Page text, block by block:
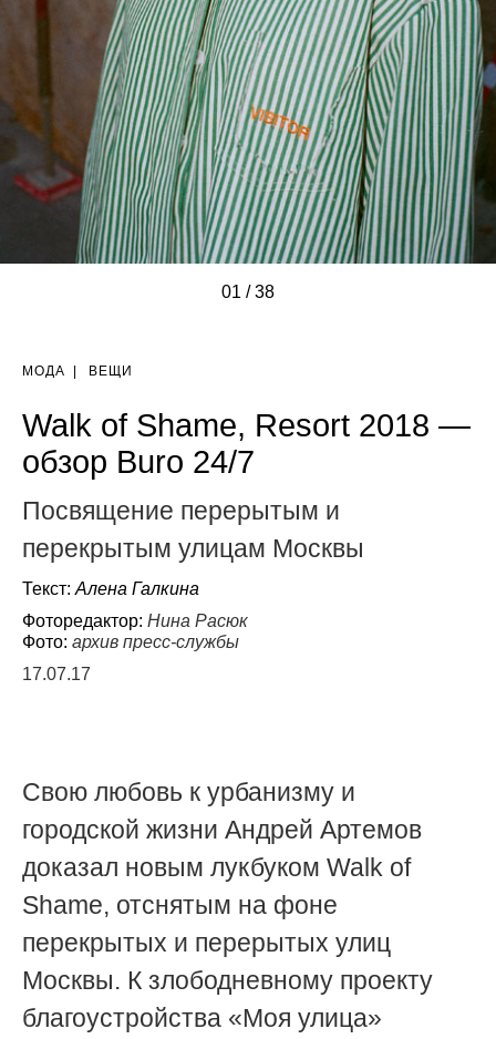
01 / 38
/////////
////////////////////////////
МОДА | ВЕЩИ
Walk of Shame, Resort 2018 —
обзор Buro 24/7
Посвящение перерытым и
перекрытым улицам Москвы
Текст: Алена Галкина
Фоторедактор: Нина Расюк
Фото: архив пресс-службы
17.07.17
Свою любовь к урбанизму и
городской жизни Андрей Артемов
доказал новым лукбуком Walk of
Shame, отснятым на фоне
перекрытых и перерытых улиц
Москвы. К злободневному проекту
благоустройства «Моя улица»